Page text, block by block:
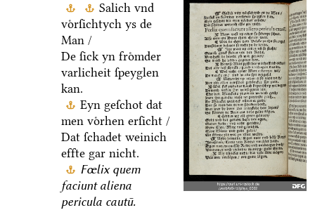
Salich vnd
voͤrſichtych ys de
Man /
De ſick yn froͤmder
varlicheit ſpeyglen
kan.
Eyn geſchot dat
men voͤrhen erſicht /
Dat ſchadet weinich
effte gar nicht.
Fœlix quem
faciunt aliena
pericula cautū.